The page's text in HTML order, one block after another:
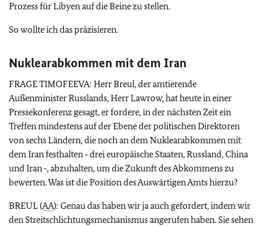
Prozess für Libyen auf die Beine zu stellen.
So wollte ich das präzisieren.
Nuklearabkommen mit dem Iran
FRAGE TIMOFEEVA: Herr Breul, der amtierende
Außenminister Russlands, Herr Lawrow, hat heute in einer
Pressekonferenz gesagt, er fordere, in der nächsten Zeit ein
Treffen mindestens auf der Ebene der politischen Direktoren
von sechs Ländern, die noch an dem Nuklearabkommen mit
dem Iran festhalten ‑ drei europäische Staaten, Russland, China
und Iran ‑, abzuhalten, um die Zukunft des Abkommens zu
bewerten. Was ist die Position des Auswärtigen Amts hierzu?
BREUL (AA): Genau das haben wir ja auch gefordert, indem wir
den Streitschlichtungsmechanismus angerufen haben. Sie sehen